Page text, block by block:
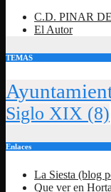
C.D. PINAR
El Autor
TEMAS
Siglo XIX (8)
Enlaces
La Siesta (blog
Que ver en